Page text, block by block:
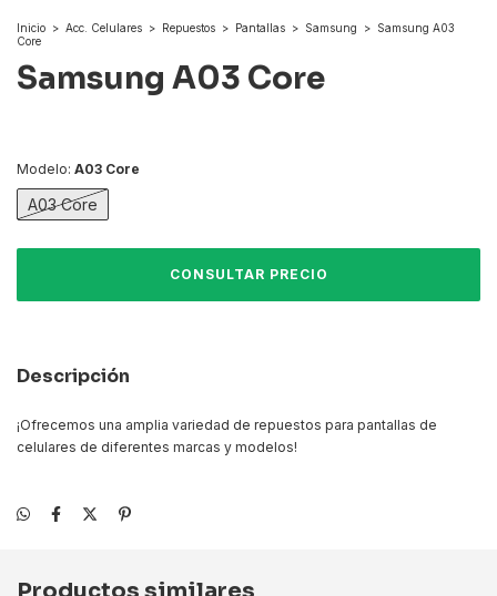
Inicio > Acc. Celulares > Repuestos > Pantallas > Samsung > Samsung A03
Core
Samsung A03 Core
Modelo: A03 Core
A03 Core
Descripción
¡Ofrecemos una amplia variedad de repuestos para pantallas de
celulares de diferentes marcas y modelos!